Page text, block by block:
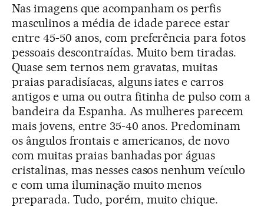
Nas imagens que acompanham os perfis
masculinos a média de idade parece estar
entre 45-50 anos, com preferência para fotos
pessoais descontraídas. Muito bem tiradas.
Quase sem ternos nem gravatas, muitas
praias paradisíacas, alguns iates e carros
antigos e uma ou outra fitinha de pulso com a
bandeira da Espanha. As mulheres parecem
mais jovens, entre 35-40 anos. Predominam
os ângulos frontais e americanos, de novo
com muitas praias banhadas por águas
cristalinas, mas nesses casos nenhum veículo
e com uma iluminação muito menos
preparada. Tudo, porém, muito chique.